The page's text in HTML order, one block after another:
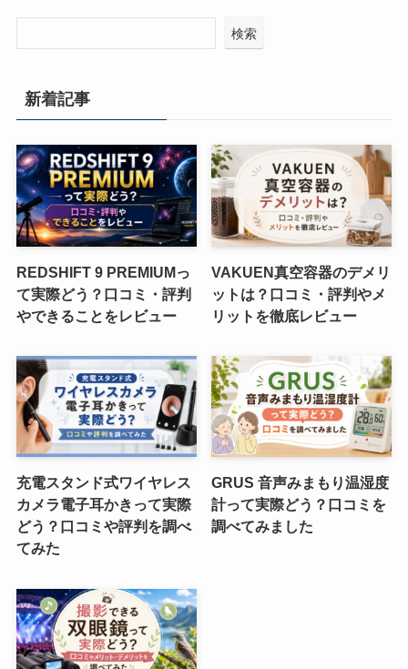
検索
新着記事
REDSHIFT 9 PREMIUMっ
て実際どう？口コミ・評判
やできることをレビュー
VAKUEN真空容器のデメリ
ットは？口コミ・評判やメ
リットを徹底レビュー
充電スタンド式ワイヤレス
カメラ電子耳かきって実際
どう？口コミや評判を調べ
てみた
GRUS 音声みまもり温湿度
計って実際どう？口コミを
調べてみました